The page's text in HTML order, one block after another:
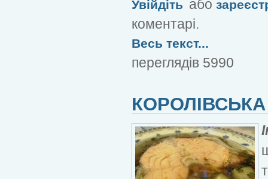
Увійдіть або
коментарі.
Весь текст...
переглядів 5990